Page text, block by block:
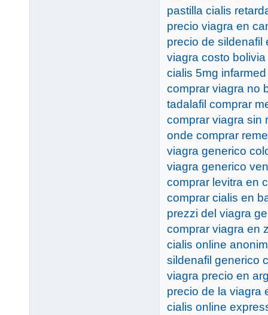
pastilla cialis
precio viagra en
precio de sildenafil
viagra costo bolivia
cialis 5mg infarmed
comprar viagra no
tadalafil comprar
comprar viagra sin
onde comprar
viagra generico
viagra generico
comprar levitra en
comprar cialis en
prezzi del viagra
comprar viagra en
cialis online
sildenafil generico
viagra precio en
precio de la viagra
cialis online